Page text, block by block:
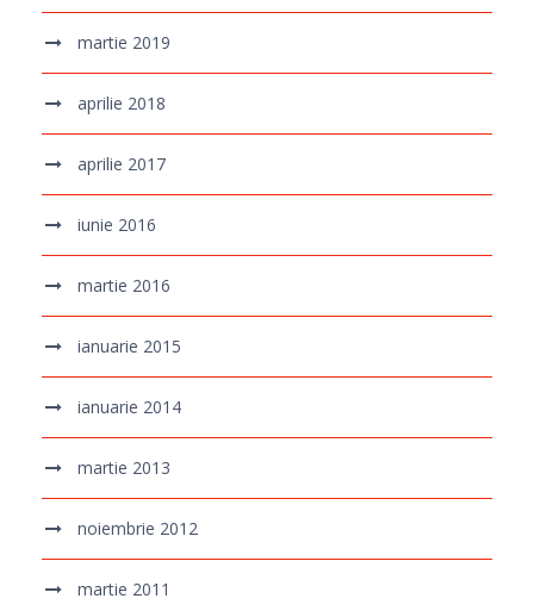
martie 2019
aprilie 2018
aprilie 2017
iunie 2016
martie 2016
ianuarie 2015
ianuarie 2014
martie 2013
noiembrie 2012
martie 2011